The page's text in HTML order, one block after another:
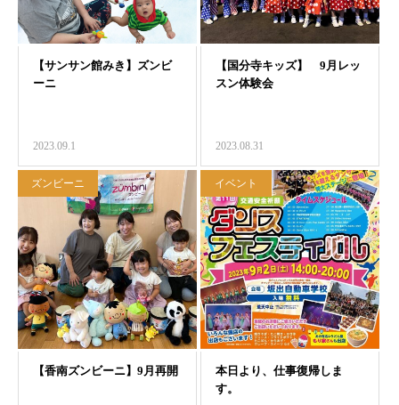
2023.09.1 2023.08.31
ズンビーニ イベント